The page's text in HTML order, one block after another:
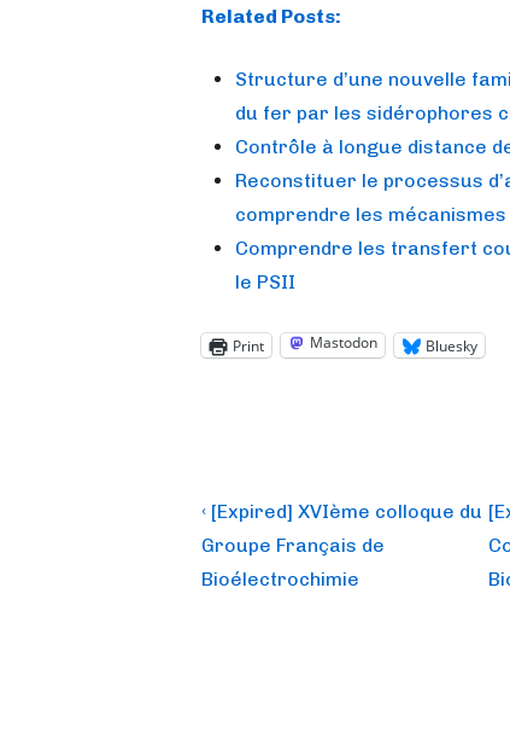
Related Posts:
Structure d’une nouvelle
du fer par les sidérophores
Contrôle à longue distance
Reconstituer le processus
comprendre les
Comprendre les transfert
le PSII
Print Mastodon Bluesky
Post
navigation
Previous
Post
is
‹ [Expired] XVIème colloque du
Groupe Français de
Bioélectrochimie
is